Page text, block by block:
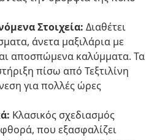
Στοιχεία: Διαθέτει
άνετα μαξιλάρια με
αποσπώμενα καλύμματα. Τα
πίσω από Τεξτιλίνη
για πολλές ώρες
Κλασικός σχεδιασμός
που εξασφαλίζει